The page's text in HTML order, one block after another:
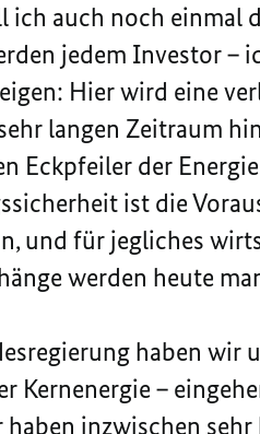
ich auch noch einmal
jedem Investor –
Hier wird eine
langen Zeitraum
Eckpfeiler der
ist die
und für jegliches
werden heute
haben wir
Kernenergie –
haben inzwischen